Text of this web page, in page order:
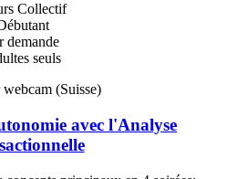
Collectif
demande
seuls
webcam (Suisse)
avec l'Analyse